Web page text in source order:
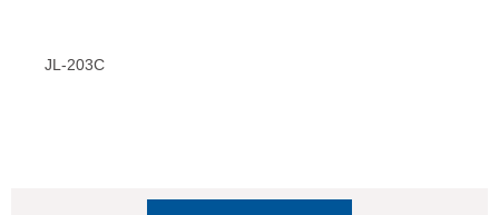
JL-203C